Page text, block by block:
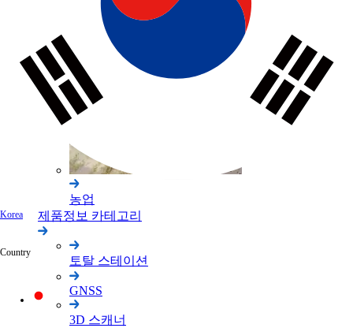
농업
제품정보 카테고리
토탈 스테이션
GNSS
3D 스캐너
Korea
Country